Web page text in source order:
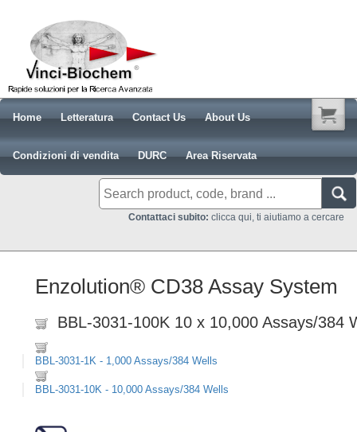
Home Letteratura Contact Us About Us
Condizioni di vendita DURC Area Riservata
Contattaci subito: clicca qui, ti aiutiamo a cercare
Enzolution® CD38 Assay System
BBL-3031-100K 10 x 10,000 Assays/384
BBL-3031-1K - 1,000 Assays/384 Wells
BBL-3031-10K - 10,000 Assays/384 Wells